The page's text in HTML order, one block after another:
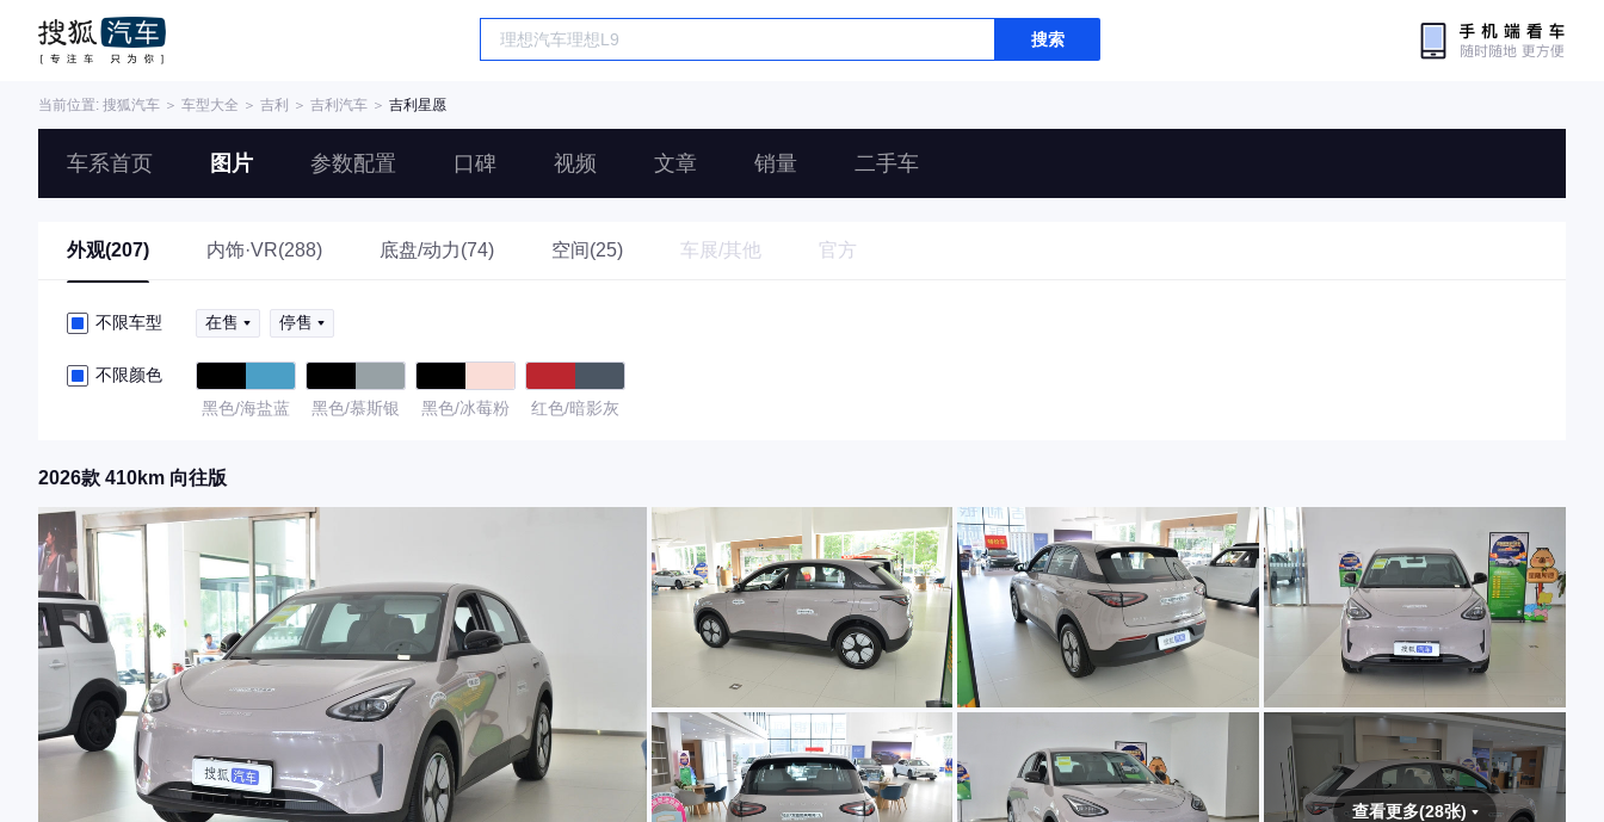
搜索
当前位置: 搜狐汽车 ＞ 车型大全 ＞ 吉利 ＞ 吉利汽车 ＞ 吉利星愿
车系首页 图片 参数配置 口碑 视频 文章 销量 二手车
外观(207) 内饰·VR(288) 底盘/动力(74) 空间(25) 车展/其他 官方
不限车型 在售 停售
不限颜色
黑色/海盐蓝
黑色/慕斯银 黑色/冰莓粉 红色/暗影灰
2026款 410km 向往版
查看更多(28张)